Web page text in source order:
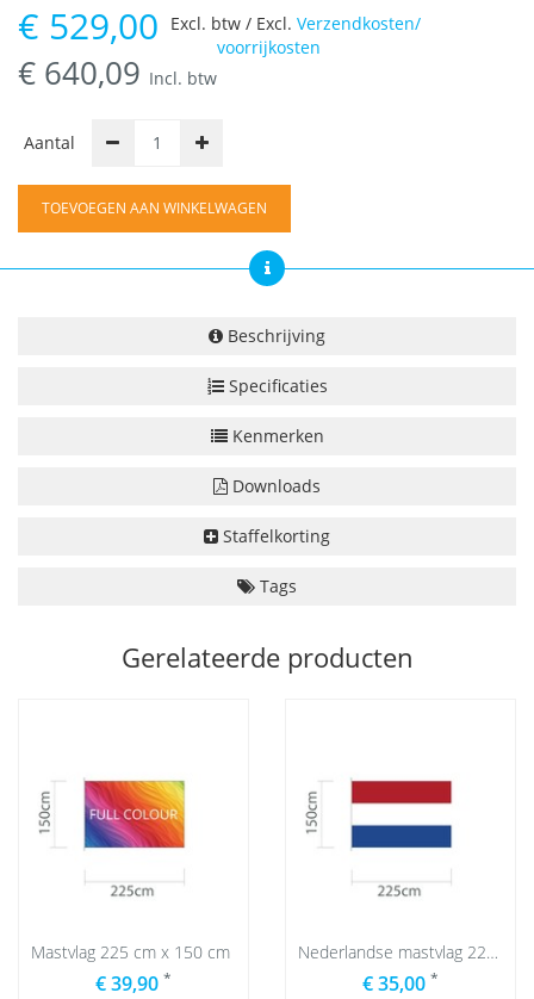
€ 529,00
€ 640,09 Incl. btw
Excl. btw / Excl. Verzendkosten/
voorrijkosten
Aantal
TOEVOEGEN AAN WINKELWAGEN
Beschrijving
Specificaties
Kenmerken
Downloads
Staffelkorting
Tags
Gerelateerde producten
Mastvlag 225 cm x 150 cm
€ 39,90 *
Nederlandse mastvlag 225 x 150 cm
€ 35,00 *